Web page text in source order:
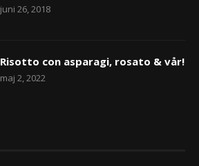
juni 26, 2018
Risotto con asparagi, rosato & vår!
maj 2, 2022